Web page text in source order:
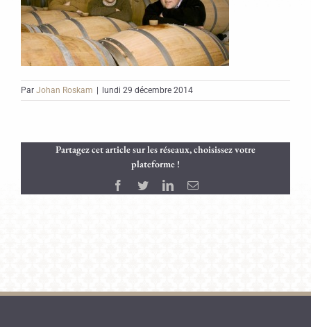
Par Johan Roskam lundi 29 décembre 2014
Partagez cet article sur les réseaux, choisissez votre
plateforme !
Facebook
TwitterLinkedInEmail